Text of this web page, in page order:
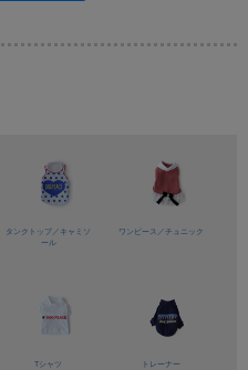
タンクトップ／ キャミソ
ール
ワンピース／チュニック
Tシャツ トレーナー